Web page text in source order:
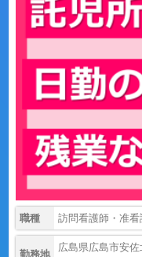
職種 訪問看護師・准
勤務地
広島県広島市安